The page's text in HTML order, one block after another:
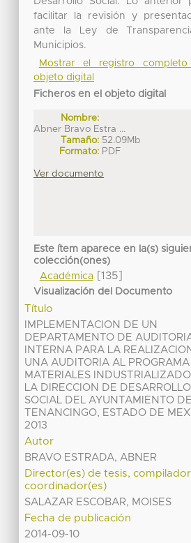
facilitar la revisión y
ante la Ley de
Municipios.
Mostrar el registro completo
objeto digital
Ficheros en el objeto digital
Nombre:
Abner Bravo Estra ...
Tamaño: 52.09Mb
Formato: PDF
Ver documento
Este ítem aparece en la(s)
colección(ones)
Académica[135]
Visualización del Documento
Título
IMPLEMENTACION DE UN
DEPARTAMENTO DE
INTERNA PARA LA
UNA AUDITORIA AL
MATERIALES
LA DIRECCION DE DESARROLLO
SOCIAL DEL AYUNTAMIENTO DE
TENANCINGO, ESTADO DE
2013
Autor
BRAVO ESTRADA, ABNER
Director(es) de tesis,
coordinador(es)
SALAZAR ESCOBAR, MOISES
Fecha de publicación
2014-09-10